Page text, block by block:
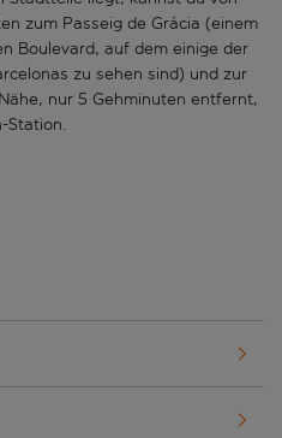
zum Passeig de Gràcia (einem
Boulevard, auf dem einige der
zu sehen sind) und zur
nur 5 Gehminuten entfernt,
Station.